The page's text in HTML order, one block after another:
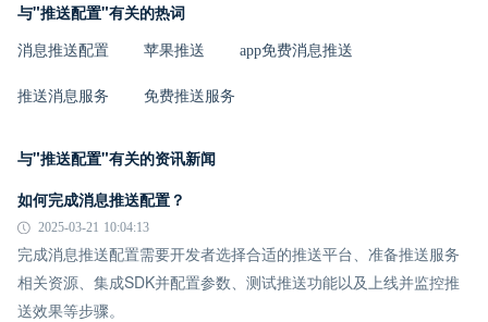
与"推送配置"有关的热词
消息推送配置 苹果推送 app免费消息推送
推送消息服务 免费推送服务
与"推送配置"有关的资讯新闻
如何完成消息推送配置？
2025-03-21 10:04:13
完成消息推送配置需要开发者选择合适的推送平台、准备推送服务
相关资源、集成SDK并配置参数、测试推送功能以及上线并监控推
送效果等步骤。